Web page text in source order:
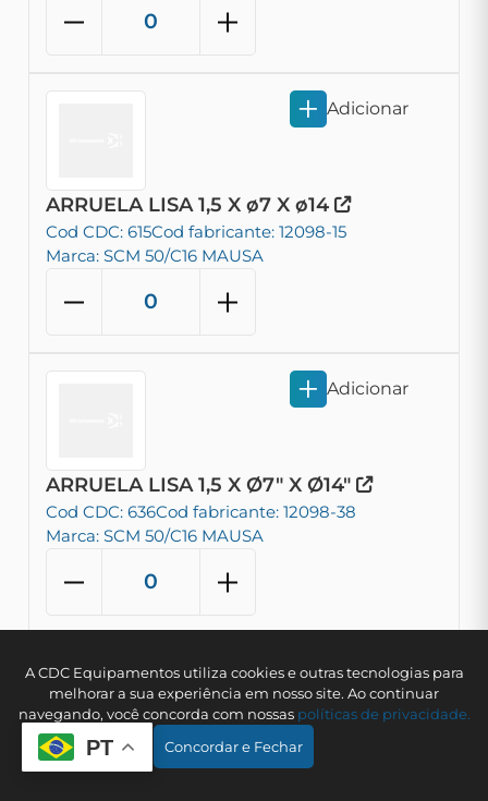
PT
ARRUELA LISA 1,5 X ø7 X ø14
Cod CDC: 615Cod fabricante: 12098-15
Marca: SCM 50/C16 MAUSA
Adicionar
ARRUELA LISA 1,5 X Ø7" X Ø14"
Cod CDC: 636Cod fabricante: 12098-38
Marca: SCM 50/C16 MAUSA
Adicionar
ARRUELA LISA 10mm
Adicionar
A CDC Equipamentos utiliza cookies e outras tecnologias para
melhorar a sua experiência em nosso site. Ao continuar
navegando, você concorda com nossas polí­ticas de privacidade.
Concordar e Fechar